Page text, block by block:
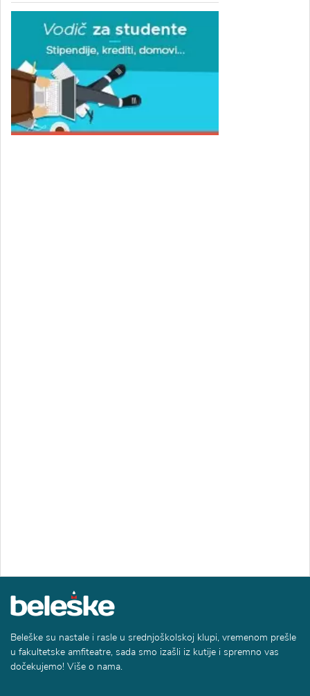
Beleške su nastale i rasle u srednjoškolskoj klupi, vremenom prešle
u fakultetske amfiteatre, sada smo izašli iz kutije i spremno vas
dočekujemo! Više o nama.